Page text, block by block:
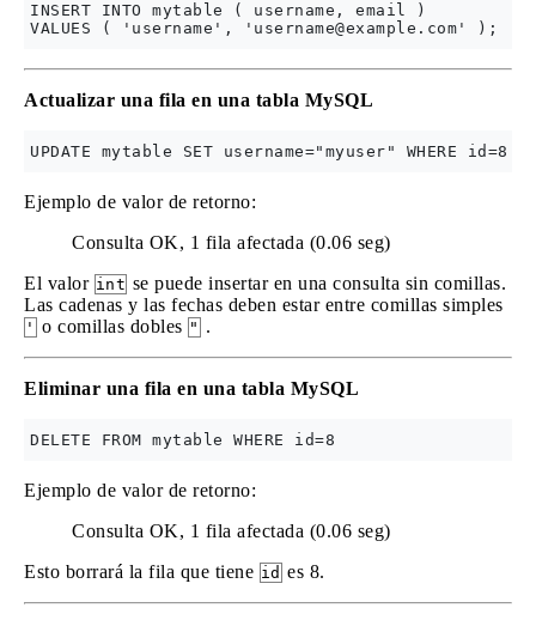
INSERT INTO mytable ( username, email )
VALUES ( 'username', ' username@example.com
Actualizar una fila en una tabla MySQL
Ejemplo de valor de retorno:
Consulta OK, 1 fila afectada (0.06 seg)
El valor int se puede insertar en una consulta sin comillas.
Las cadenas y las fechas deben estar entre comillas simples
' o comillas dobles " .
Eliminar una fila en una tabla MySQL
Ejemplo de valor de retorno:
Consulta OK, 1 fila afectada (0.06 seg)
Esto borrará la fila que tiene id es 8.